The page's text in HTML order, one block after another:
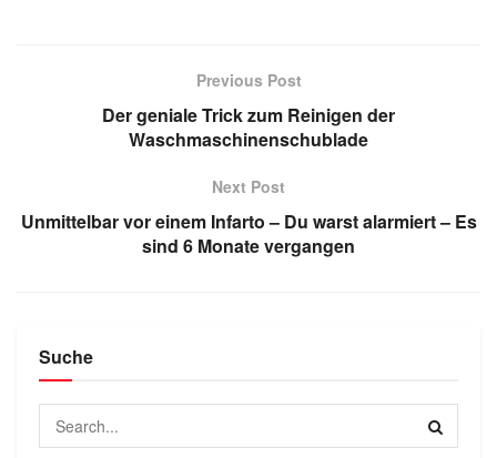
Previous Post
Der geniale Trick zum Reinigen der
Waschmaschinenschublade
Next Post
Unmittelbar vor einem Infarto – Du warst alarmiert – Es
sind 6 Monate vergangen
Suche